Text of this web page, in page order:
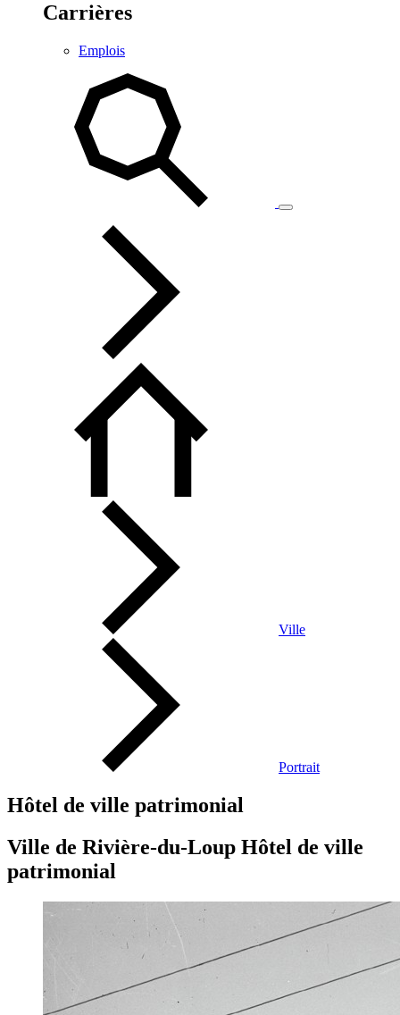
Carrières
Emplois
Ville
Portrait
Hôtel de ville patrimonial
Ville de Rivière-du-Loup Hôtel de ville
patrimonial